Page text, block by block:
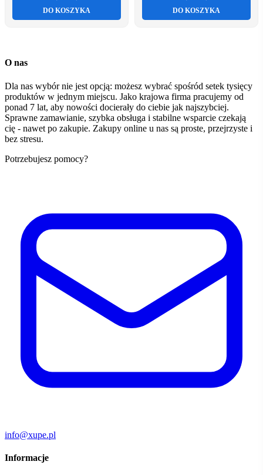
DO KOSZYKA DO KOSZYKA
O nas
Dla nas wybór nie jest opcją: możesz wybrać spośród setek tysięcy
produktów w jednym miejscu. Jako krajowa firma pracujemy od
ponad 7 lat, aby nowości docierały do ciebie jak najszybciej.
Sprawne zamawianie, szybka obsługa i stabilne wsparcie czekają
cię - nawet po zakupie. Zakupy online u nas są proste, przejrzyste i
bez stresu.
Potrzebujesz pomocy?
info@xupe.pl
Informacje